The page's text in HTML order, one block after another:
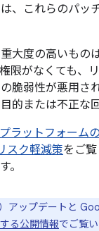
、これらのパッ
大度の高いもの
限がなくても、
脆弱性が悪用さ
的または不正な
ラットフォーム
スク軽減策をご
。
アップデートと
る公開情報でご覧い